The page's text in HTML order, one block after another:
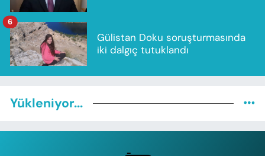
Gülistan Doku soruşturmasında
iki dalgıç tutuklandı
6
Yükleniyor...